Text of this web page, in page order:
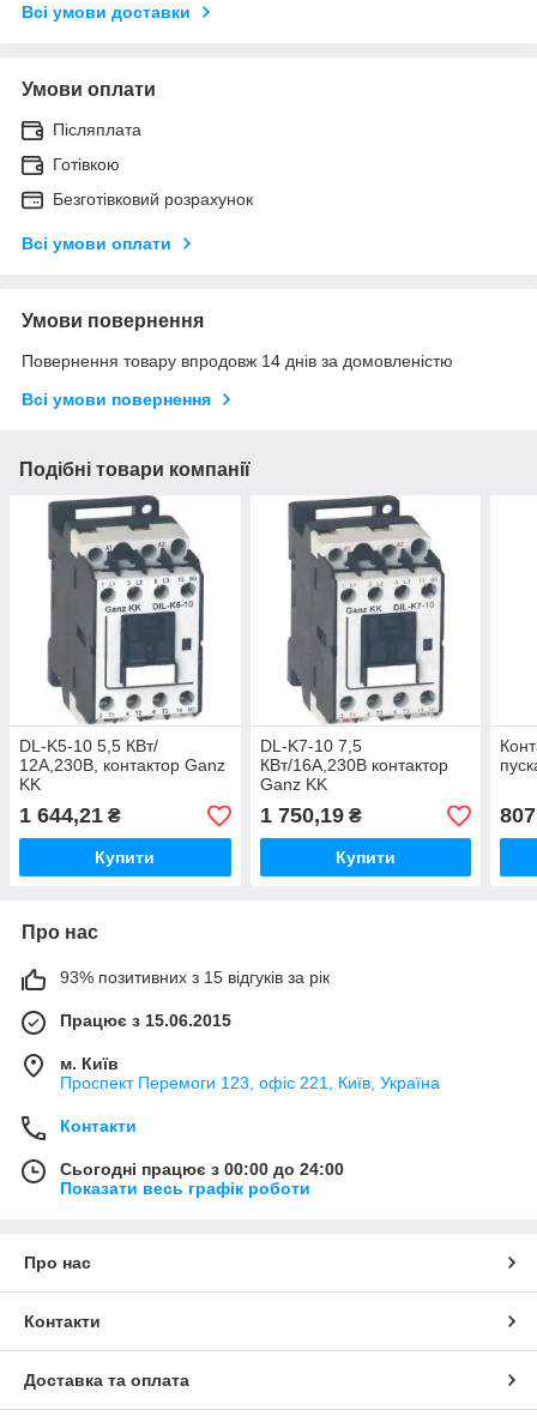
Всі умови доставки
Умови оплати
Післяплата
Готівкою
Безготівковий розрахунок
Всі умови оплати
Умови повернення
Повернення товару впродовж 14 днів за домовленістю
Всі умови повернення
Подібні товари компанії
DL-K5-10 5,5 КВт/
12A,230В, контактор Ganz
KK
1 644,21 ₴
Купити
DL-K7-10 7,5
КВт/16A,230B контактор
Ganz KK
1 750,19₴
Купити
Про нас
93% позитивних з 15 відгуків за рік
Працює з 15.06.2015
м. Київ
Проспект Перемоги 123, офіс 221, Київ, Україна
Контакти
Сьогодні працює з 00:00 до 24:00
Показати весь графік роботи
Про нас
Контакти
Доставка та оплата